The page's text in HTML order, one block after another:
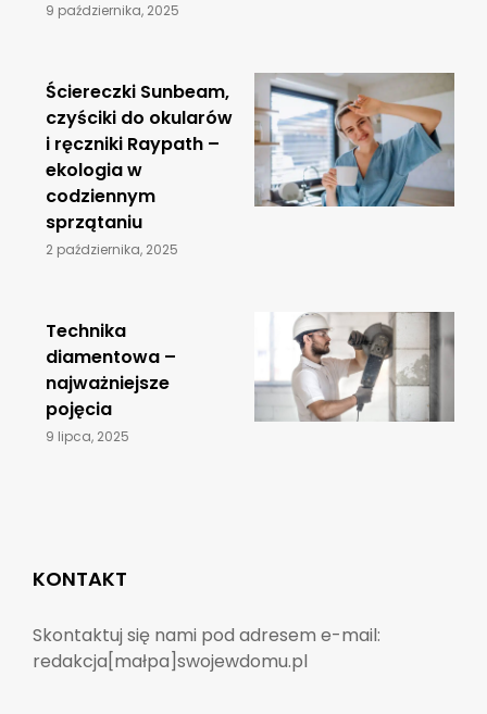
9 października, 2025
Ściereczki Sunbeam,
czyściki do okularów
i ręczniki Raypath –
ekologia w
codziennym
sprzątaniu
2 października, 2025
​Technika
diamentowa –
najważniejsze
pojęcia
9 lipca, 2025
KONTAKT
Skontaktuj się nami pod adresem e-mail:
redakcja[małpa]swojewdomu.pl